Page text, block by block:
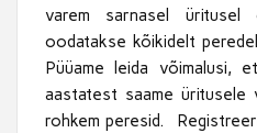
varem sarnasel üritusel
oodatakse kõikidelt
Püüame leida võimalusi,
aastatest saame
rohkem peresid.